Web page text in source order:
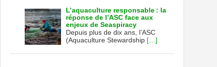
L’aquaculture responsable : la
réponse de l’ASC face aux
enjeux de Seaspiracy
Depuis plus de dix ans, l’ASC
(Aquaculture Stewardship […]